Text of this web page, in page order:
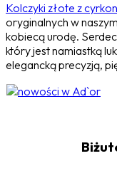
Kolczyki złote z
oryginalnych w
kobiecą urodę.
który jest namiastką
elegancką precyzją,